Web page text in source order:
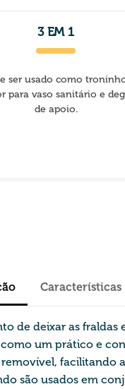
3 EM 1
ser usado como
para vaso sanitário e
de apoio.
Características
de deixar as fraldas
um prático e
facilitando
são usados em